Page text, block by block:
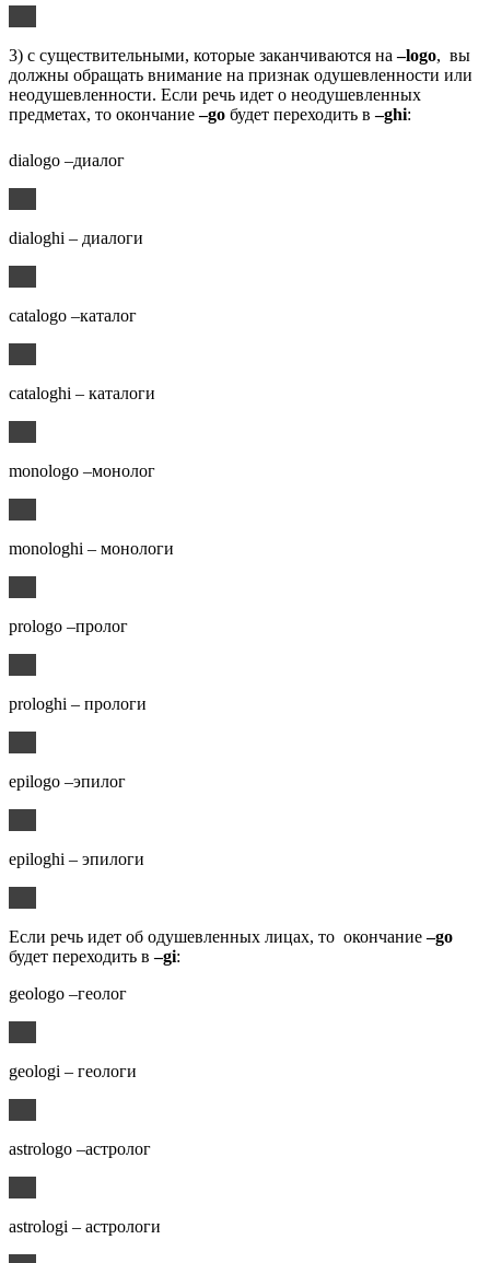
3) с существительными, которые заканчиваются на–logo, вы
должны обращать внимание на признак одушевленности или
неодушевленности. Если речь идет о неодушевленных
предметах, то окончание–go будет переходить в–ghi:
dialogo –диалог
dialoghi – диалоги
catalogo –каталог
cataloghi – каталоги
monologo –монолог
monologhi – монологи
prologo –пролог
prologhi – прологи
epilogo –эпилог
epiloghi – эпилоги
Если речь идет об одушевленных лицах, то окончание–go
будет переходить в–gi:
geologo –геолог
geologi – геологи
astrologo –астролог
astrologi – астрологи